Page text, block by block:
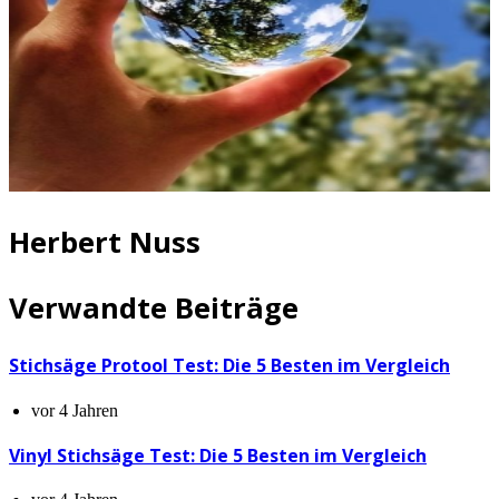
Herbert Nuss
Verwandte Beiträge
Stichsäge Protool Test: Die 5 Besten im Vergleich
vor 4 Jahren
Vinyl Stichsäge Test: Die 5 Besten im Vergleich